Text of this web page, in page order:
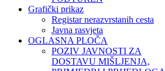
Grafički prikaz
Registar nerazvrstanih cesta
Javna rasvjeta
OGLASNA PLOČA
POZIV JAVNOSTI ZA
DOSTAVU MIŠLJENJA,